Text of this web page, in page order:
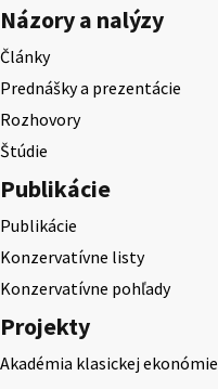
Názory a nalýzy
Články
Prednášky a prezentácie
Rozhovory
Štúdie
Publikácie
Publikácie
Konzervatívne listy
Konzervatívne pohľady
Projekty
Akadémia klasickej ekonómie